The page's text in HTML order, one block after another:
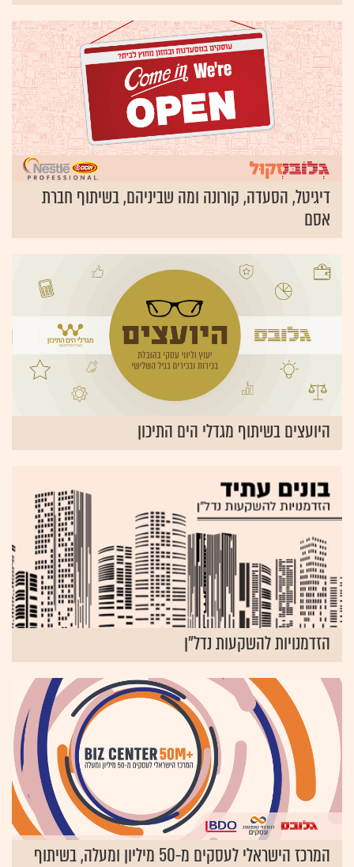
דיגיטל, הסעדה, קורונה ומה שביניהם, בשיתוף חברת
אסם
היועצים בשיתוף מגדלי הים התיכון
הזדמנויות להשקעות נדל"ן
המרכז הישראלי לעסקים מ-50 מיליון ומעלה, בשיתוף